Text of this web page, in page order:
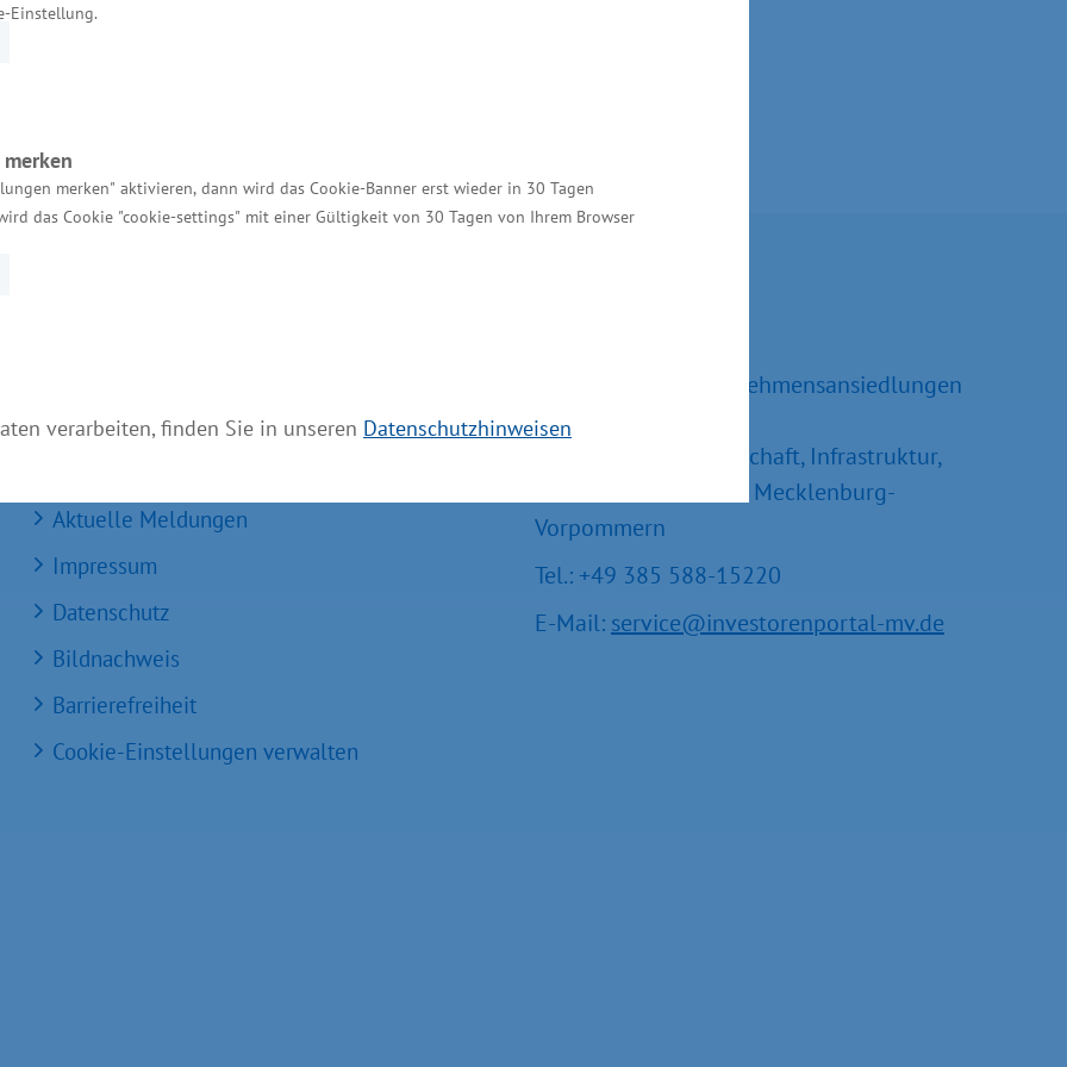
Einstellung.
merken" aktivieren, dann wird das Cookie-Banner erst wieder in 30 Tagen
das Cookie "cookie-settings" mit einer Gültigkeit von 30 Tagen von Ihrem Browser
verarbeiten, finden Sie in unseren Datenschutzhinweisen
MV Serviceportal
Aktuelle Meldungen
Impressum
Datenschutz
Bildnachweis
Barrierefreiheit
Cookie-Einstellungen verwalten
Referatsleiter Unternehmensansiedlungen
und –erweiterungen
Ministerium für Wirtschaft, Infrastruktur,
Tourismus und Arbeit Mecklenburg-
Vorpommern
Tel.: +49 385 588-15220
E-Mail: service@investorenportal-mv.de